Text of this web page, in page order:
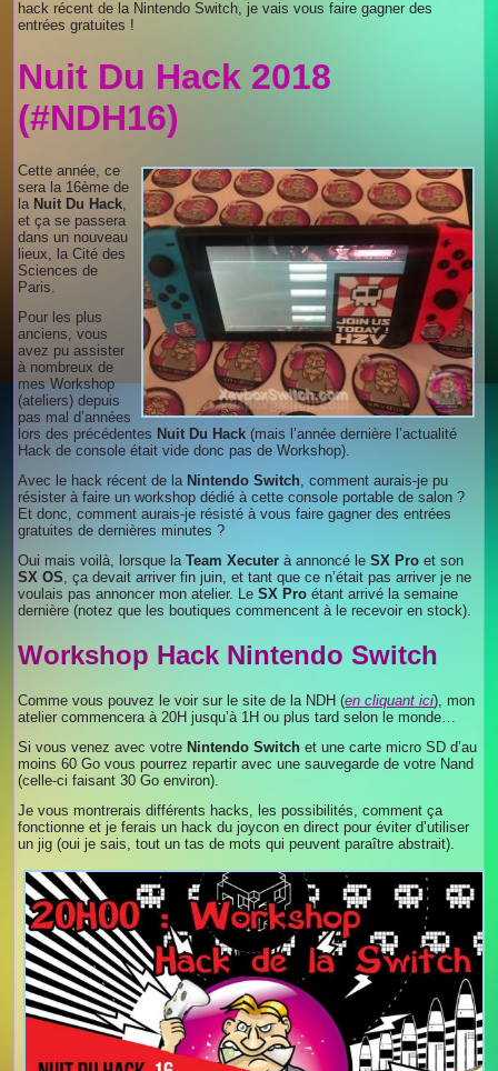
hack récent de la Nintendo Switch, je vais vous faire gagner des
entrées gratuites !
Nuit Du Hack 2018
(#NDH16)
Cette année, ce
sera la 16ème de
la Nuit Du Hack,
et ça se passera
dans un nouveau
lieux, la Cité des
Sciences de
Paris.
Pour les plus
anciens, vous
avez pu assister
à nombreux de
mes Workshop
(ateliers) depuis
pas mal d’années
lors des précédentes Nuit Du Hack (mais l’année dernière l’actualité
Hack de console était vide donc pas de Workshop).
Avec le hack récent de la Nintendo Switch, comment aurais-je pu
résister à faire un workshop dédié à cette console portable de salon ?
Et donc, comment aurais-je résisté à vous faire gagner des entrées
gratuites de dernières minutes ?
Oui mais voilà, lorsque laTeam Xecuter à annoncé leSX Pro et son
SX OS, ça devait arriver fin juin, et tant que ce n’était pas arriver je ne
voulais pas annoncer mon atelier. Le SX Pro étant arrivé la semaine
dernière (notez que les boutiques commencent à le recevoir en stock).
Workshop Hack Nintendo Switch
Comme vous pouvez le voir sur le site de la NDH (en cliquant ici), mon
atelier commencera à 20H jusqu’à 1H ou plus tard selon le monde…
Si vous venez avec votre Nintendo Switch et une carte micro SD d’au
moins 60 Go vous pourrez repartir avec une sauvegarde de votre Nand
(celle-ci faisant 30 Go environ).
Je vous montrerais différents hacks, les possibilités, comment ça
fonctionne et je ferais un hack du joycon en direct pour éviter d’utiliser
un jig (oui je sais, tout un tas de mots qui peuvent paraître abstrait).